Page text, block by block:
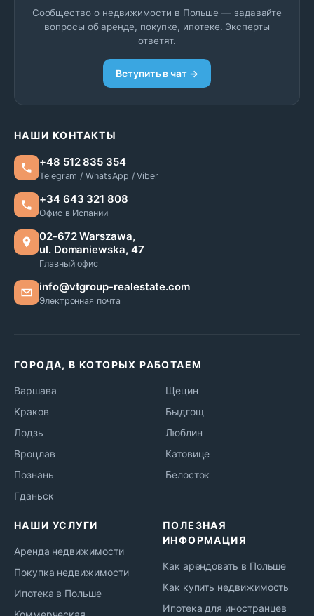
Сообщество о недвижимости в Польше — задавайте
вопросы об аренде, покупке, ипотеке. Эксперты
ответят.
Вступить в чат →
НАШИ КОНТАКТЫ
+48 512 835 354
Telegram / WhatsApp / Viber
+34 643 321 808
Офис в Испании
02-672 Warszawa,
ul. Domaniewska, 47
Главный офис
info@vtgroup-realestate.com
Электронная почта
ГОРОДА, В КОТОРЫХ РАБОТАЕМ
Варшава
Краков
Лодзь
Вроцлав
Познань
Гданьск
Щецин
Быдгощ
Люблин
Катовице
Белосток
НАШИ УСЛУГИ
Аренда недвижимости
Покупка недвижимости
Ипотека в Польше
ПОЛЕЗНАЯ
ИНФОРМАЦИЯ
Как арендовать в Польше
Как купить недвижимость
Ипотека для иностранцев